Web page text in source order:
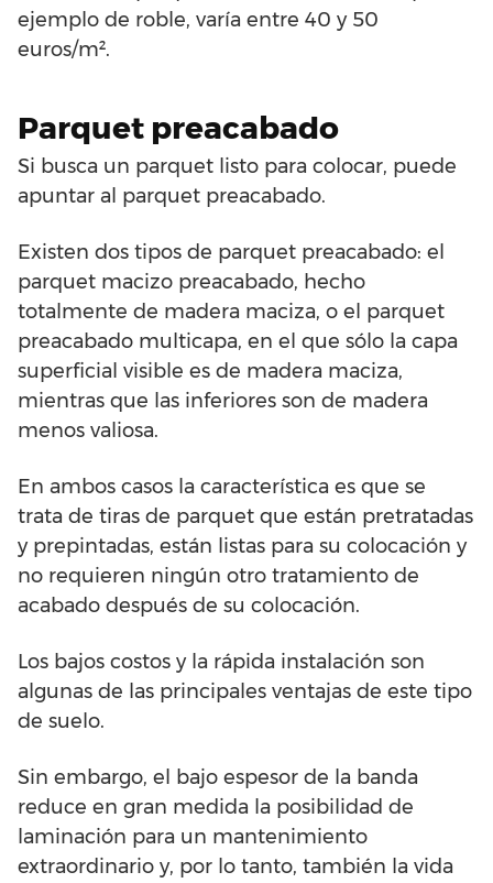
ejemplo de roble, varía entre 40 y 50
euros/m².
Parquet preacabado
Si busca un parquet listo para colocar, puede
apuntar al parquet preacabado.
Existen dos tipos de parquet preacabado: el
parquet macizo preacabado, hecho
totalmente de madera maciza, o el parquet
preacabado multicapa, en el que sólo la capa
superficial visible es de madera maciza,
mientras que las inferiores son de madera
menos valiosa.
En ambos casos la característica es que se
trata de tiras de parquet que están pretratadas
y prepintadas, están listas para su colocación y
no requieren ningún otro tratamiento de
acabado después de su colocación.
Los bajos costos y la rápida instalación son
algunas de las principales ventajas de este tipo
de suelo.
Sin embargo, el bajo espesor de la banda
reduce en gran medida la posibilidad de
laminación para un mantenimiento
extraordinario y, por lo tanto, también la vida